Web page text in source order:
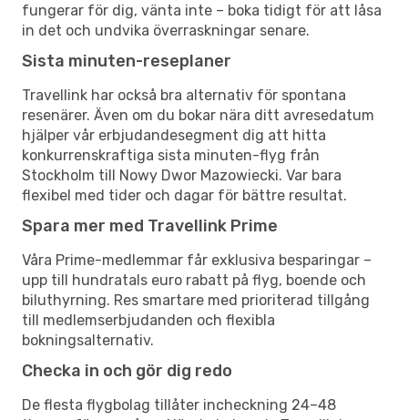
fungerar för dig, vänta inte – boka tidigt för att låsa
in det och undvika överraskningar senare.
Sista minuten-reseplaner
Travellink har också bra alternativ för spontana
resenärer. Även om du bokar nära ditt avresedatum
hjälper vår erbjudandesegment dig att hitta
konkurrenskraftiga sista minuten-flyg från
Stockholm till Nowy Dwor Mazowiecki. Var bara
flexibel med tider och dagar för bättre resultat.
Spara mer med Travellink Prime
Våra Prime-medlemmar får exklusiva besparingar –
upp till hundratals euro rabatt på flyg, boende och
biluthyrning. Res smartare med prioriterad tillgång
till medlemserbjudanden och flexibla
bokningsalternativ.
Checka in och gör dig redo
De flesta flygbolag tillåter incheckning 24–48